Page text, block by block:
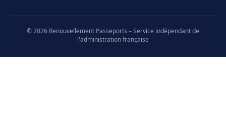
© 2026 Renouvellement Passeports – Service indépendant de
l'administration française